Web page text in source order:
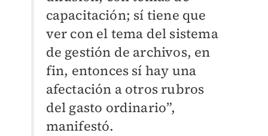
capacitación; sí tiene que
ver con el tema del sistema
de gestión de archivos, en
fin, entonces sí hay una
afectación a otros rubros
del gasto ordinario”,
manifestó.